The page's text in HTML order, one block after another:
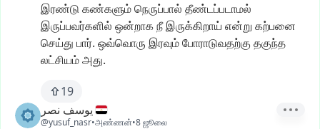
இரண்டு கண்களும்நெருப்பால் தீண்டப்படாமல்
இருப்பவர்களில் ஒன்றாகநீஇருக்கிறாய் என்று கற்பனை
செய்து பார். ஒவ்வொரு இரவும்போராடுவதற்கு தகுந்த
லட்சியம்அது.
19
يوسف نصر
@yusuf_nasr•அண்ணன்•8 ஜூலை